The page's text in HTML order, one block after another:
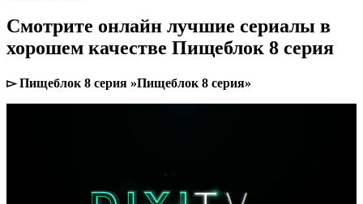
Смотрите онлайн лучшие сериалы в
хорошем качестве Пищеблок 8 серия
▻ Пищеблок 8 серия »Пищеблок 8 серия»